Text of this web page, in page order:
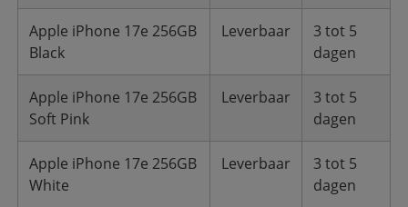
Apple iPhone 17e 256GB
Black
Leverbaar
3 tot 5
dagen
Apple iPhone 17e 256GB
Soft Pink
Leverbaar
3 tot 5
dagen
Apple iPhone 17e 256GB
White
Leverbaar
3 tot 5
dagen